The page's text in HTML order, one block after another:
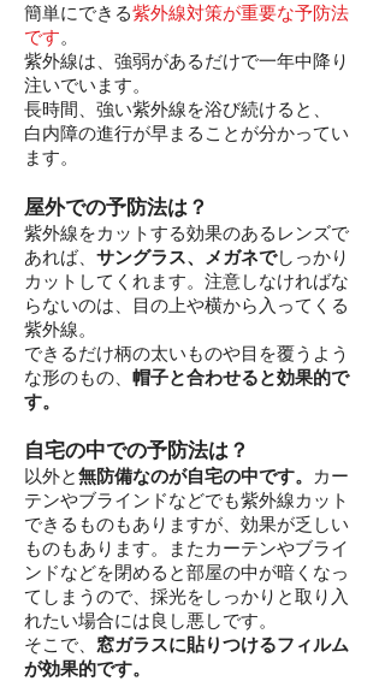
簡単にできる紫外線対策が重要な予防法
です。
紫外線は、強弱があるだけで一年中降り
注いでいます。
長時間、強い紫外線を浴び続けると、
白内障の進行が早まることが分かってい
ます。
屋外での予防法は？
紫外線をカットする効果のあるレンズで
あれば、 サングラス、メガネでしっかり
カットしてくれます。注意しなければな
らないのは、目の上や横から入ってくる
紫外線。
できるだけ柄の太いものや目を覆うよう
な形のもの、 帽子と合わせると効果的で
す。
自宅の中での予防法は？
以外と無防備なのが自宅の中です。 カー
テンやブラインドなどでも紫外線カット
できるものもありますが、効果が乏しい
ものもあります。またカーテンやブライ
ンドなどを閉めると部屋の中が暗くなっ
てしまうので、採光をしっかりと取り入
れたい場合には良し悪しです。
そこで、 窓ガラスに貼りつけるフィルム
が効果的です。